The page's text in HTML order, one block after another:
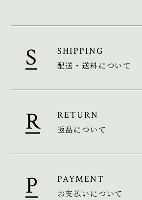
SHIPPING
配送・送料について
RETURN
返品について
PAYMENT
お支払いについて